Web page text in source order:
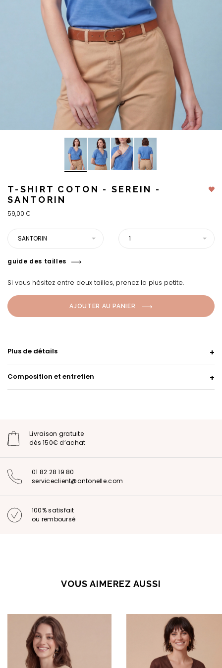
T-SHIRT COTON - SEREIN -
SANTORIN
59,00 €
SANTORIN 1
guide des tailles
Si vous hésitez entre deux tailles, prenez la plus petite.
AJOUTER AU PANIER
Plus de détails
Composition et entretien
Livraison gratuite
dès 150€ d’achat
01 82 28 19 80
serviceclient@antonelle.com
100% satisfait
ou remboursé
VOUS AIMEREZ AUSSI